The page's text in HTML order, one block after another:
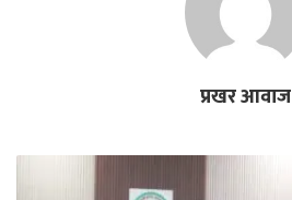
प्रखर आवाज